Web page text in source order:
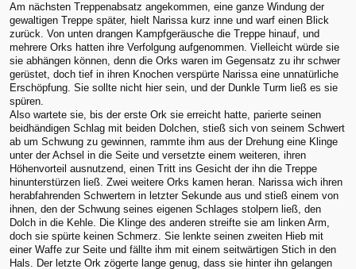
Am nächsten Treppenabsatz angekommen, eine ganze Windung der
gewaltigen Treppe später, hielt Narissa kurz inne und warf einen Blick
zurück. Von unten drangen Kampfgeräusche die Treppe hinauf, und
mehrere Orks hatten ihre Verfolgung aufgenommen. Vielleicht würde sie
sie abhängen können, denn die Orks waren im Gegensatz zu ihr schwer
gerüstet, doch tief in ihren Knochen verspürte Narissa eine unnatürliche
Erschöpfung. Sie sollte nicht hier sein, und der Dunkle Turm ließ es sie
spüren.
Also wartete sie, bis der erste Ork sie erreicht hatte, parierte seinen
beidhändigen Schlag mit beiden Dolchen, stieß sich von seinem Schwert
ab um Schwung zu gewinnen, rammte ihm aus der Drehung eine Klinge
unter der Achsel in die Seite und versetzte einem weiteren, ihren
Höhenvorteil ausnutzend, einen Tritt ins Gesicht der ihn die Treppe
hinunterstürzen ließ. Zwei weitere Orks kamen heran. Narissa wich ihren
herabfahrenden Schwertern in letzter Sekunde aus und stieß einem von
ihnen, den der Schwung seines eigenen Schlages stolpern ließ, den
Dolch in die Kehle. Die Klinge des anderen streifte sie am linken Arm,
doch sie spürte keinen Schmerz. Sie lenkte seinen zweiten Hieb mit
einer Waffe zur Seite und fällte ihm mit einem seitwärtigen Stich in den
Hals. Der letzte Ork zögerte lange genug, dass sie hinter ihn gelangen